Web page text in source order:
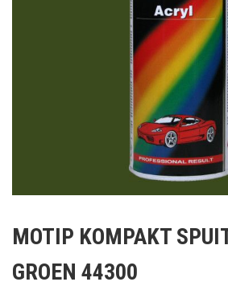
het
van
MOTIP KOMPAKT
GROEN 44300